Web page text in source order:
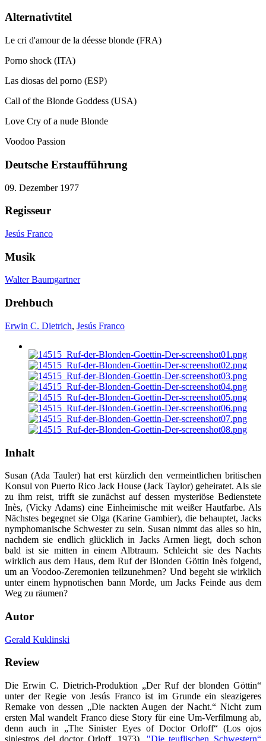
Alternativtitel
Le cri d'amour de la déesse blonde (FRA)
Porno shock (ITA)
Las diosas del porno (ESP)
Call of the Blonde Goddess (USA)
Love Cry of a nude Blonde
Voodoo Passion
Deutsche Erstaufführung
09. Dezember 1977
Regisseur
Jesús Franco
Musik
Walter Baumgartner
Drehbuch
Erwin C. Dietrich, Jesús Franco
Inhalt
Susan (Ada Tauler) hat erst kürzlich den vermeintlichen britischen
Konsul von Puerto Rico Jack House (Jack Taylor) geheiratet. Als sie
zu ihm reist, trifft sie zunächst auf dessen mysteriöse Bedienstete
Inès, (Vicky Adams) eine Einheimische mit weißer Hautfarbe. Als
Nächstes begegnet sie Olga (Karine Gambier), die behauptet, Jacks
nymphomanische Schwester zu sein. Susan nimmt das alles so hin,
nachdem sie endlich glücklich in Jacks Armen liegt, doch schon
bald ist sie mitten in einem Albtraum. Schleicht sie des Nachts
wirklich aus dem Haus, dem Ruf der Blonden Göttin Inès folgend,
um an Voodoo-Zeremonien teilzunehmen? Und begeht sie wirklich
unter einem hypnotischen bann Morde, um Jacks Feinde aus dem
Weg zu räumen?
Autor
Gerald Kuklinski
Review
Die Erwin C. Dietrich-Produktion „Der Ruf der blonden Göttin“
unter der Regie von Jesús Franco ist im Grunde ein sleazigeres
Remake von dessen „Die nackten Augen der Nacht.“ Nicht zum
ersten Mal wandelt Franco diese Story für eine Um-Verfilmung ab,
denn auch in „The Sinister Eyes of Doctor Orloff“ (Los ojos